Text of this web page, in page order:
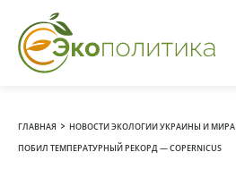
ГЛАВНАЯ › НОВОСТИ ЭКОЛОГИИ УКРАИНЫ И МИРА
ПОБИЛ ТЕМПЕРАТУРНЫЙ РЕКОРД — COPERNICUS